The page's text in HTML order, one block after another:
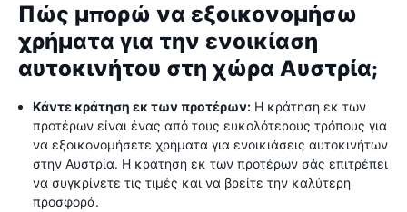
Πώς μπορώ να εξοικονομήσω
χρήματα για την ενοικίαση
αυτοκινήτου στη χώρα Αυστρία;
Κάντε κράτηση εκ των προτέρων: Η κράτηση εκ των
προτέρων είναι ένας από τους ευκολότερους τρόπους για
να εξοικονομήσετε χρήματα για ενοικιάσεις αυτοκινήτων
στην Αυστρία. Η κράτηση εκ των προτέρων σάς επιτρέπει
να συγκρίνετε τις τιμές και να βρείτε την καλύτερη
προσφορά.